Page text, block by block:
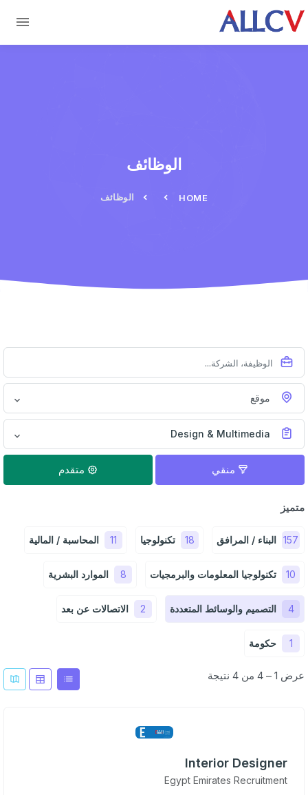
Skip to main content
الوظائف
HOME الوظائف
موقع
Design & Multimedia
منقي متقدم
متميز
157 البناء / المرافق 18 تكنولوجيا 11 المحاسبة / المالية
10 تكنولوجيا المعلومات والبرمجيات 8 الموارد البشرية
4 التصميم والوسائط المتعددة 2 الاتصالات عن بعد
1 حكومة
عرض 1 – 4 من 4 نتيجة
Interior Designer
Egypt Emirates Recruitment